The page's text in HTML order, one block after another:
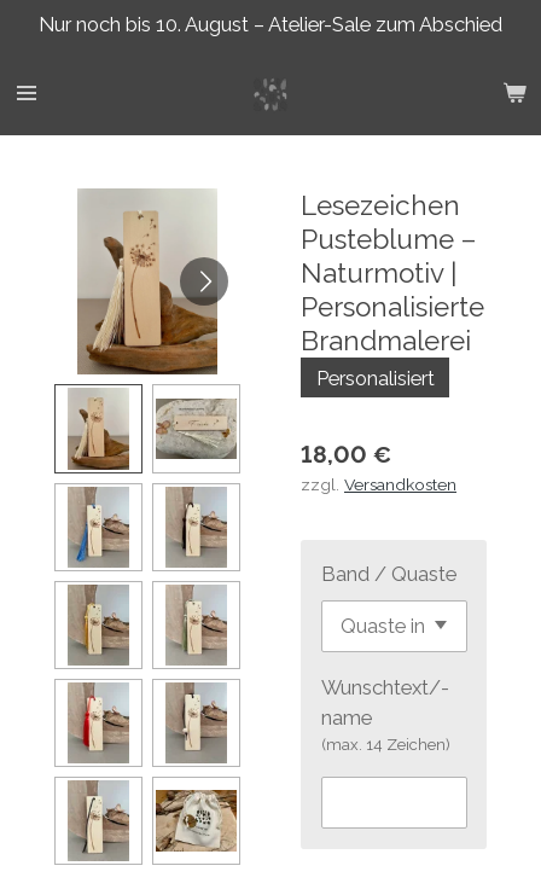
Zum
springen
Nur noch bis 10. August – Atelier-Sale zum Abschied
Lesezeichen
Pusteblume –
Naturmotiv |
Personalisierte
Brandmalerei
Personalisiert
18,00 €
zzgl. Versandkosten
Band / Quaste
Wunschtext/-
name
(max. 14 Zeichen)